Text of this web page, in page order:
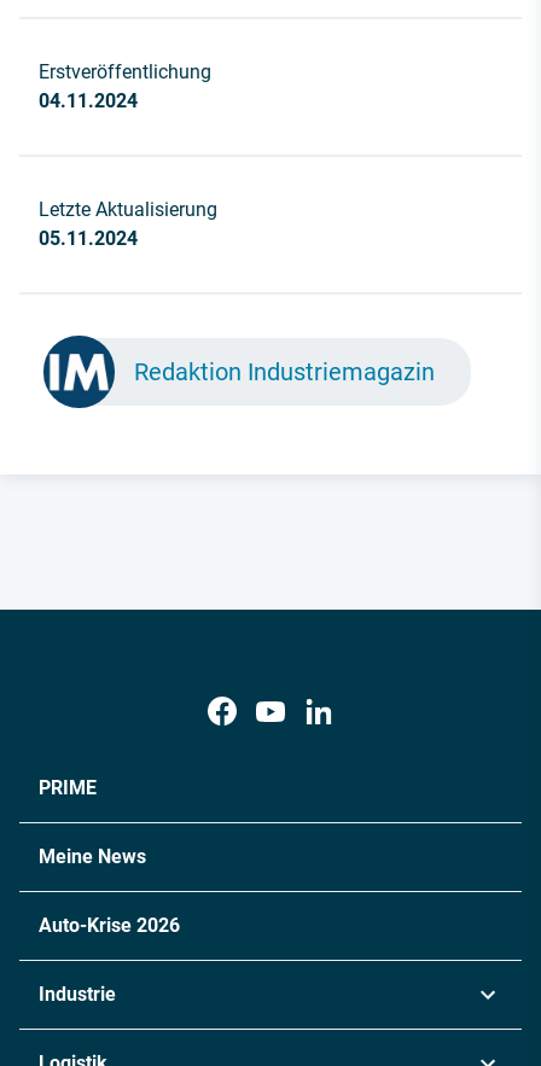
Erstveröffentlichung
04.11.2024
Letzte Aktualisierung
05.11.2024
Redaktion Industriemagazin
PRIME
Meine News
Auto-Krise 2026
Industrie